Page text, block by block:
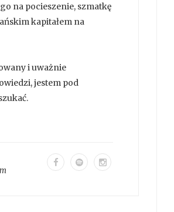
na pocieszenie, szmatkę
kapitałem na
i uważnie
jestem pod